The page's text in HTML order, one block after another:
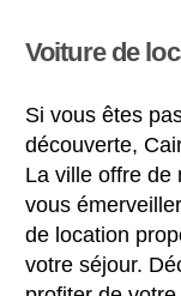
Voiture de
Si vous êtes
découverte,
La ville offre de
vous
de location
votre séjour.